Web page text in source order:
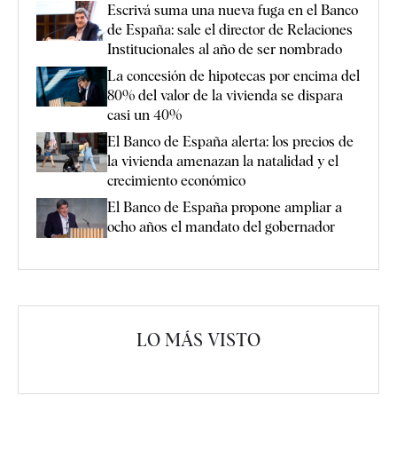
Escrivá suma una nueva fuga en el Banco
de España: sale el director de Relaciones
Institucionales al año de ser nombrado
La concesión de hipotecas por encima del
80% del valor de la vivienda se dispara
casi un 40%
El Banco de España alerta: los precios de
la vivienda amenazan la natalidad y el
crecimiento económico
El Banco de España propone ampliar a
ocho años el mandato del gobernador
LO MÁS VISTO